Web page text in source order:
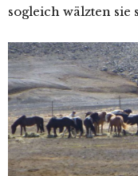
sogleich wälzten sie